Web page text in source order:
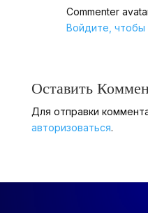
Commenter
Войдите, чтобы
Оставить
Для отправки
авторизоваться.